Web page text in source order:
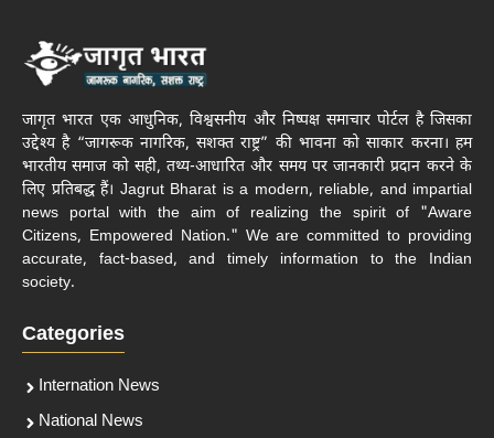
जागृत भारत एक आधुनिक, विश्वसनीय और निष्पक्ष समाचार पोर्टल है जिसका
उद्देश्य है “जागरूक नागरिक, सशक्त राष्ट्र” की भावना को साकार करना। हम
भारतीय समाज को सही, तथ्य-आधारित और समय पर जानकारी प्रदान करने के
लिए प्रतिबद्ध हैं। Jagrut Bharat is a modern, reliable, and impartial
news portal with the aim of realizing the spirit of "Aware
Citizens, Empowered Nation." We are committed to providing
accurate, fact-based, and timely information to the Indian
society.
Categories
Internation News
National News